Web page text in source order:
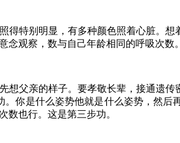
得特别明显，有多种颜色照着心脏。
观察，数与自己年龄相同的呼吸次数
想父亲的样子。要孝敬长辈，接通遗
你是什么姿势他就是什么姿势，然
数也行。这是第三步功。